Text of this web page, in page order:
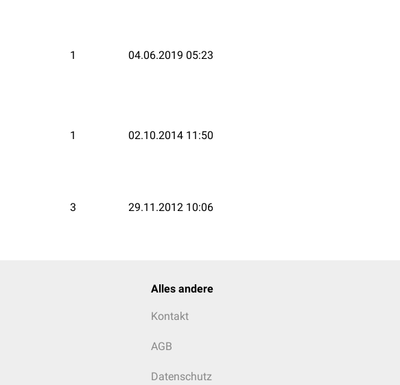
1 04.06.2019 05:23
1 02.10.2014 11:50
3 29.11.2012 10:06
Alles andere
Kontakt
AGB
Datenschutz